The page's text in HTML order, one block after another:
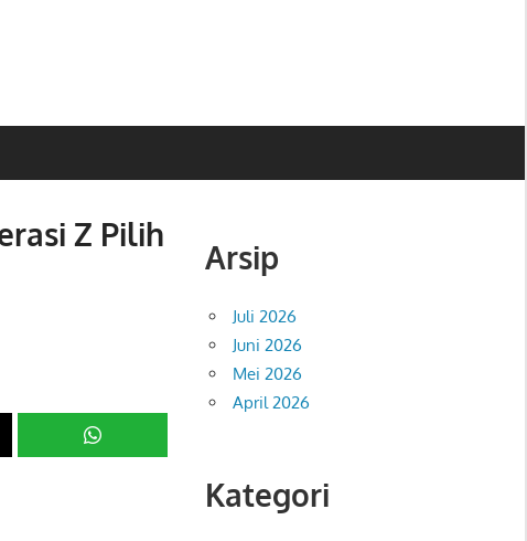
Z Pilih
Arsip
Juli 2026
Juni 2026
Mei 2026
April 2026
Kategori